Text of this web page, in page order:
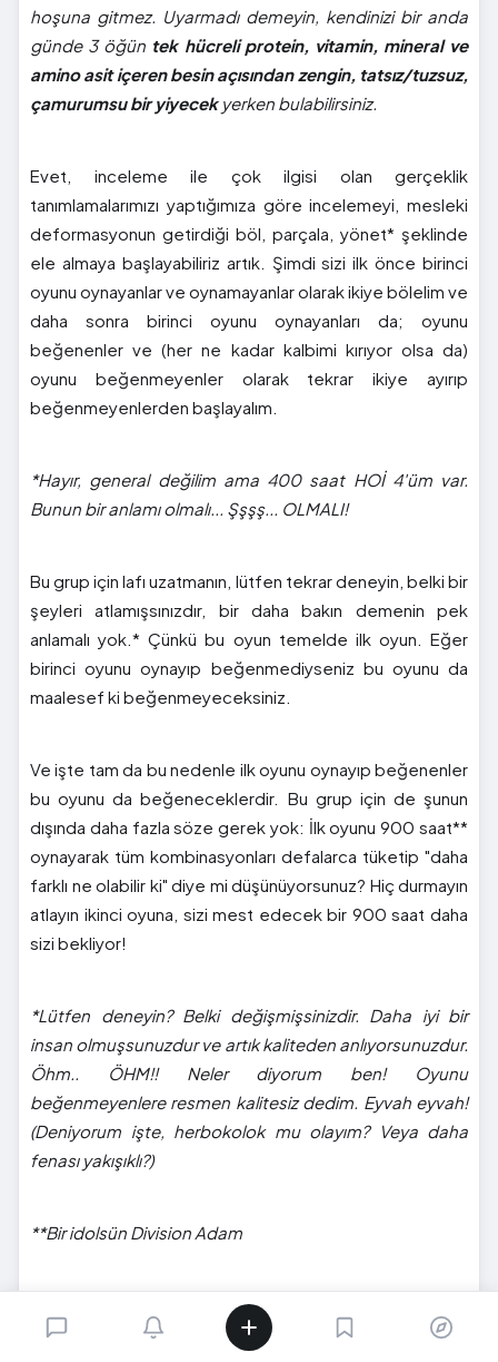
hoşuna gitmez. Uyarmadı demeyin, kendinizi bir anda
günde 3 öğün tek hücreli protein, vitamin, mineral ve
amino asit içeren besin açısından zengin, tatsız/tuzsuz,
çamurumsu bir yiyecekyerken bulabilirsiniz.
Evet, inceleme ile çok ilgisi olan gerçeklik
tanımlamalarımızı yaptığımıza göre incelemeyi, mesleki
deformasyonun getirdiği böl, parçala, yönet* şeklinde
ele almaya başlayabiliriz artık. Şimdi sizi ilk önce birinci
oyunu oynayanlar ve oynamayanlar olarak ikiye bölelim ve
daha sonra birinci oyunu oynayanları da; oyunu
beğenenler ve (her ne kadar kalbimi kırıyor olsa da)
oyunu beğenmeyenler olarak tekrar ikiye ayırıp
beğenmeyenlerden başlayalım.
*Hayır, general değilim ama 400 saat HOİ 4'üm var.
Bunun bir anlamı olmalı... Şşşş... OLMALI!
Bu grup için lafı uzatmanın, lütfen tekrar deneyin, belki bir
şeyleri atlamışsınızdır, bir daha bakın demenin pek
anlamalı yok.* Çünkü bu oyun temelde ilk oyun. Eğer
birinci oyunu oynayıp beğenmediyseniz bu oyunu da
maalesef ki beğenmeyeceksiniz.
Ve işte tam da bu nedenle ilk oyunu oynayıp beğenenler
bu oyunu da beğeneceklerdir. Bu grup için de şunun
dışında daha fazla söze gerek yok: İlk oyunu 900 saat**
oynayarak tüm kombinasyonları defalarca tüketip "daha
farklı ne olabilir ki" diye mi düşünüyorsunuz? Hiç durmayın
atlayın ikinci oyuna, sizi mest edecek bir 900 saat daha
sizi bekliyor!
*Lütfen deneyin? Belki değişmişsinizdir. Daha iyi bir
insan olmuşsunuzdur ve artık kaliteden anlıyorsunuzdur.
Öhm.. ÖHM!! Neler diyorum ben! Oyunu
beğenmeyenlere resmen kalitesiz dedim. Eyvah eyvah!
(Deniyorum işte, herbokolok mu olayım? Veya daha
fenası yakışıklı?)
**Bir idolsün Division Adam
Gelelim ilk oyunu oynamayanlara;